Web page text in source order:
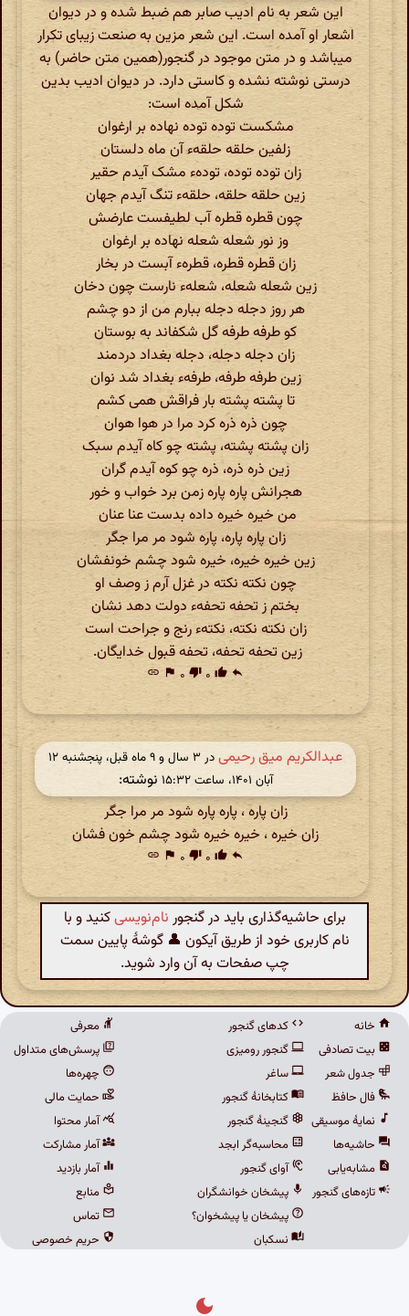
این شعر به نام ادیب صابر هم ضبط شده و در دیوان
اشعار او آمده است. این شعر مزین به صنعت زیبای تکرار
میباشد و در متن موجود در گنجور(همین متن حاضر) به
درستی نوشته نشده و کاستی دارد. در دیوان ادیب بدین
شکل آمده است:
مشکست توده توده نهاده بر ارغوان
زلفین حلقه حلقهء آن ماه دلستان
زان توده توده، تودهء مشک آیدم حقیر
زین حلقه حلقه، حلقهء تنگ آیدم جهان
چون قطره قطره آب لطیفست عارضش
وز نور شعله شعله نهاده بر ارغوان
زان قطره قطره، قطرهء آبست در بخار
زین شعله شعله، شعلهء نارست چون دخان
هر روز دجله دجله ببارم من از دو چشم
کو طرفه طرفه گل شکفاند به بوستان
زان دجله دجله، دجله بغداد دردمند
زین طرفه طرفه، طرفهء بغداد شد نوان
تا پشته پشته بار فراقش همی کشم
چون ذره ذره کرد مرا در هوا هوان
زان پشته پشته، پشته چو کاه آیدم سبک
زین ذره ذره، ذره چو کوه آیدم گران
هجرانش پاره پاره زمن برد خواب و خور
من خیره خیره داده بدست عنا عنان
زان پاره پاره، پاره شود مر مرا جگر
زین خیره خیره، خیره شود چشم خونفشان
چون نکته نکته در غزل آرم ز وصف او
بختم ز تحفه تحفهء دولت دهد نشان
زان نکته نکته، نکتهء رنج و جراحت است
زین تحفه تحفه، تحفه قبول خدایگان.
reply
thumb_up ۰ thumb_down ۰ flag
link
عبدالکریم میق رحیمی
در ‫۳ سال و ۹ ماه قبل، پنجشنبه ۱۲
آبان ۱۴۰۱، ساعت ۱۵:۳۲
نوشته:
زان پاره ، پاره پاره شود مر مرا جگر
زان خیره ، خیره خیره شود چشم خون فشان
reply
thumb_up ۰ thumb_down ۰ flag
link
برای حاشیه‌گذاری باید در گنجور نام‌نویسیکنید و با
نام کاربری خود از طریق آیکون 👤 گوشهٔ پایین سمت
چپ صفحات به آن وارد شوید.
خانه
بیت تصادفی
جدول شعر
فال حافظ
نمایهٔ موسیقی
حاشیه‌ها
مشابه‌یابی
تازه‌های گنجور
کدهای گنجور
گنجور رومیزی
ساغر
کتابخانهٔ گنجور
گنجینهٔ گنجور
محاسبه‌گر ابجد
آوای گنجور
پیشخان خوانشگران
پیشخان یا پیشخوان؟
نسکبان
معرفی
پرسش‌های متداول
چهره‌ها
حمایت مالی
آمار محتوا
آمار مشارکت
آمار بازدید
منابع
تماس
حریم خصوصی